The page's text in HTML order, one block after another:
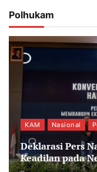
Polhukam
KAM Nasional
Deklarasi Pers
Keadilan pada